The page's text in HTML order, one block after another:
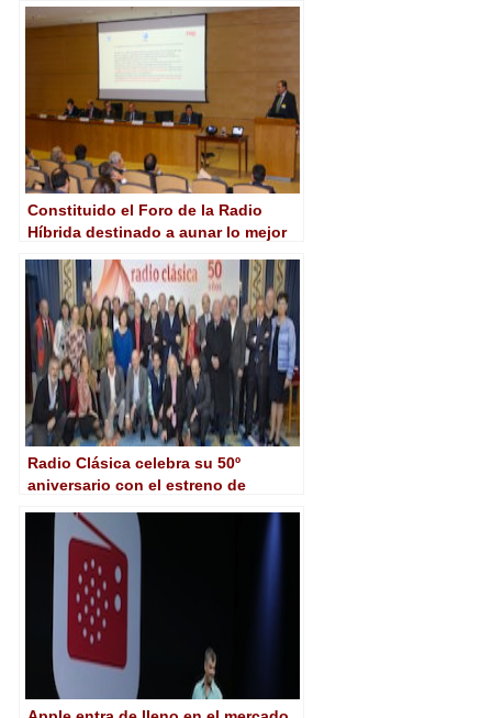
Constituido el Foro de la Radio
Híbrida destinado a aunar lo mejor
Radio Clásica celebra su 50º
aniversario con el estreno de